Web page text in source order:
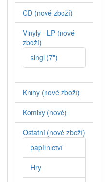
CD (nové zboží)
Vinyly - LP (nové
zboží)
singl (7")
Knihy (nové zboží)
Komixy (nové)
Ostatní (nové zboží)
papírnictví
Hry